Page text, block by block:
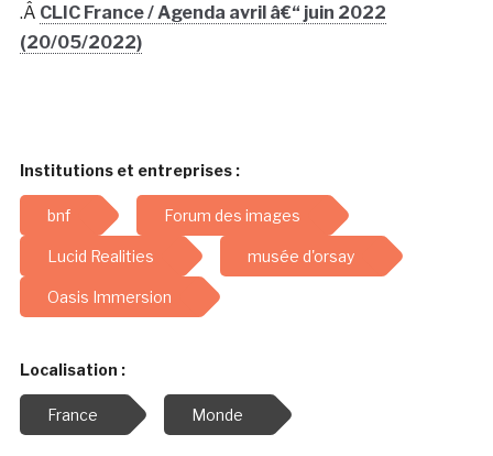
.Â CLIC France / Agenda avril â€“ juin 2022
(20/05/2022)
Institutions et entreprises :
bnf Forum des images
Lucid Realities musée d'orsay
Oasis Immersion
Localisation :
France Monde